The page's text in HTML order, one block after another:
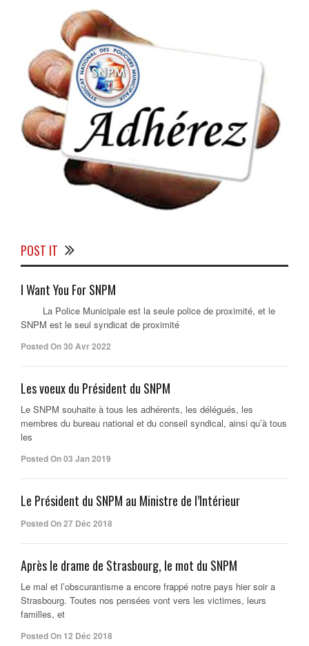
POST IT
I Want You For SNPM
La Police Municipale est la seule police de proximité, et le
SNPM est le seul syndicat de proximité
Posted On 30 Avr 2022
Les voeux du Président du SNPM
Le SNPM souhaite à tous les adhérents, les délégués, les
membres du bureau national et du conseil syndical, ainsi qu’à tous
les
Posted On 03 Jan 2019
Le Président du SNPM au Ministre de l’Intérieur
Posted On 27 Déc 2018
Après le drame de Strasbourg, le mot du SNPM
Le mal et l’obscurantisme a encore frappé notre pays hier soir a
Strasbourg. Toutes nos pensées vont vers les victimes, leurs
familles, et
Posted On 12 Déc 2018